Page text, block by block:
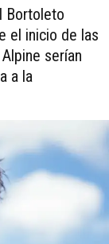
Bortoleto
el inicio de las
serían
a la